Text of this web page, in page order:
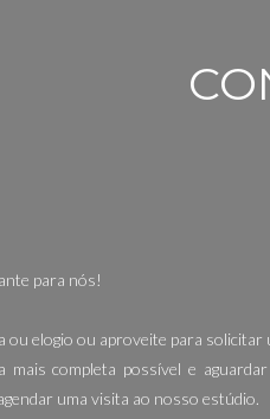
para nós!
ou elogio ou aproveite para
mais completa possível e
uma visita ao nosso estúdio.